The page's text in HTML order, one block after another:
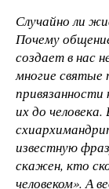
Случайно ли
Почему
создает в нас
многие святые
их до
известную
скажен, кто
человеком». А